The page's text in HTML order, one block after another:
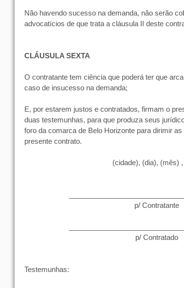
Não havendo sucesso na demanda, não serão
advocatícios de que trata a cláusula II deste
CLÁUSULA SEXTA
O contratante tem ciência que poderá ter que
caso de insucesso na demanda;
E, por estarem justos e contratados, firmam o
duas testemunhas, para que produza seus
foro da comarca de Belo Horizonte para dirimir
presente contrato.
(cidade), (dia), (mês)
p/ Contratante
p/ Contratado
Testemunhas: